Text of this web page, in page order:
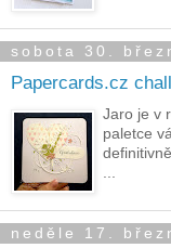
sobota 30.
Papercards.cz
Jaro je v
paletce
neděle 17.